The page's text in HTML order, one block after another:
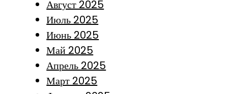
Август 2025
Июль 2025
Июнь 2025
Май 2025
Апрель 2025
Март 2025